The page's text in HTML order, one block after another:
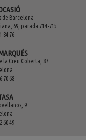
de Barcelona
69, parada 714-715
84 76
la Creu Coberta, 87
70 68
9
60 49